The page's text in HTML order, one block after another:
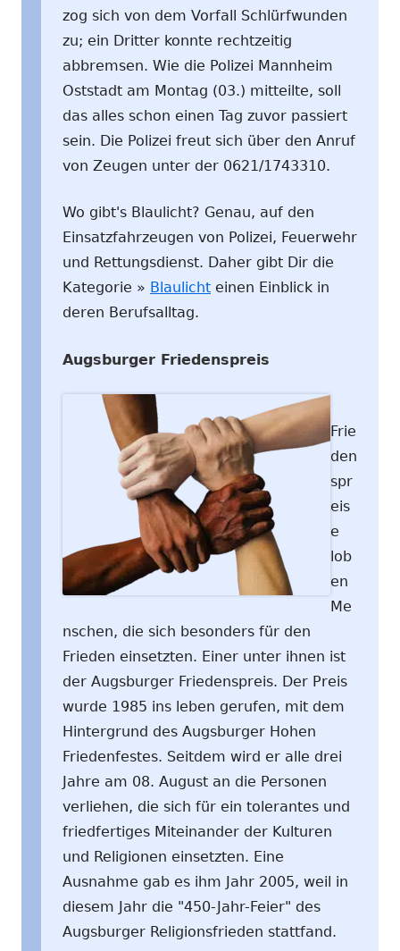
zog sich von dem Vorfall Schlürfwunden
zu; ein Dritter konnte rechtzeitig
abbremsen. Wie die Polizei Mannheim
Oststadt am Montag (03.) mitteilte, soll
das alles schon einen Tag zuvor passiert
sein. Die Polizei freut sich über den Anruf
von Zeugen unter der 0621/1743310.
Wo gibt's Blaulicht? Genau, auf den
Einsatzfahrzeugen von Polizei, Feuerwehr
und Rettungsdienst. Daher gibt Dir die
Kategorie » Blaulicht einen Einblick in
deren Berufsalltag.
Augsburger Friedenspreis
Frie
den
spr
eis
e
lob
en
Me
nschen, die sich besonders für den
Frieden einsetzten. Einer unter ihnen ist
der Augsburger Friedenspreis. Der Preis
wurde 1985 ins leben gerufen, mit dem
Hintergrund des Augsburger Hohen
Friedenfestes. Seitdem wird er alle drei
Jahre am 08. August an die Personen
verliehen, die sich für ein tolerantes und
friedfertiges Miteinander der Kulturen
und Religionen einsetzten. Eine
Ausnahme gab es ihm Jahr 2005, weil in
diesem Jahr die "450-Jahr-Feier" des
Augsburger Religionsfrieden stattfand.